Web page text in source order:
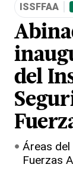
ISSFFAA
del
Áreas
Fuerzas